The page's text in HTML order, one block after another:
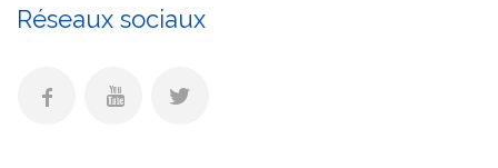
Réseaux sociaux